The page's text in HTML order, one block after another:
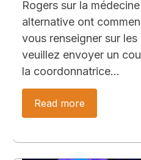
Rogers sur la
alternative ont
vous renseigner sur
veuillez envoyer un
la coordonnatrice…
Read more